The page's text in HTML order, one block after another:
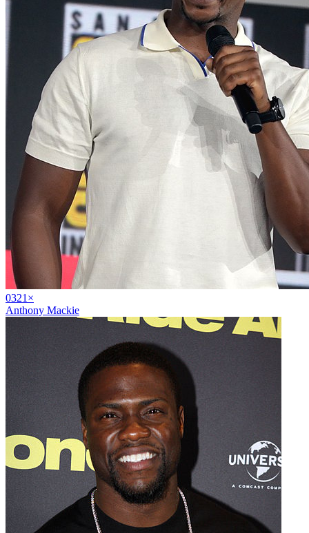
0321 ×
Anthony Mackie